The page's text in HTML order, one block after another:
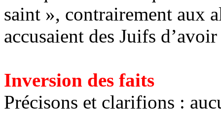
saint », contrairement aux
accusaient des Juifs
Inversion des faits
Précisons et clarifions :